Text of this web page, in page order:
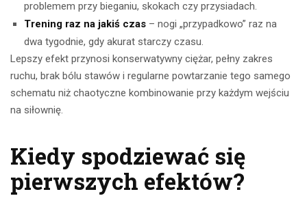
problemem przy bieganiu, skokach czy przysiadach.
Trening raz na jakiś czas – nogi „przypadkowo” raz na
dwa tygodnie, gdy akurat starczy czasu.
Lepszy efekt przynosi konserwatywny ciężar, pełny zakres
ruchu, brak bólu stawów i regularne powtarzanie tego samego
schematu niż chaotyczne kombinowanie przy każdym wejściu
na siłownię.
Kiedy spodziewać się
pierwszych efektów?